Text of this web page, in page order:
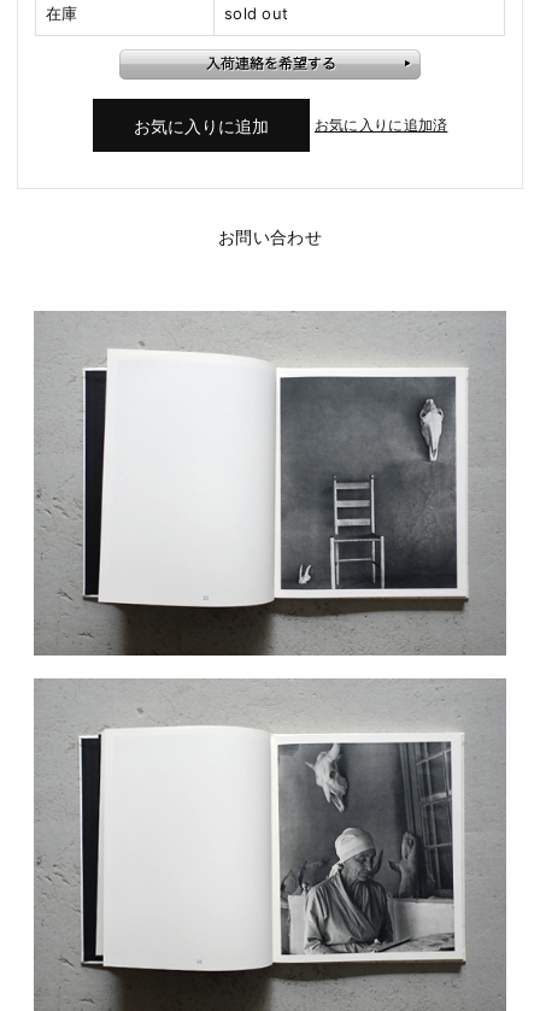
在庫 sold out
お気に入りに追加済
お問い合わせ